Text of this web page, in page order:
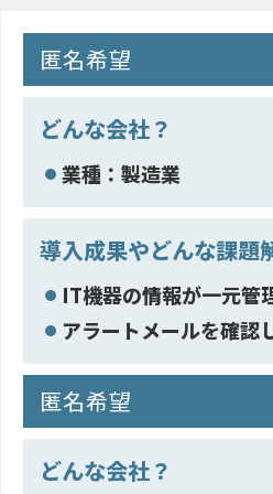
匿名希望
どんな会社？
業種：製造業
導入成果やどんな課題
IT機器の情報が一元管
アラートメールを確認
匿名希望
どんな会社？